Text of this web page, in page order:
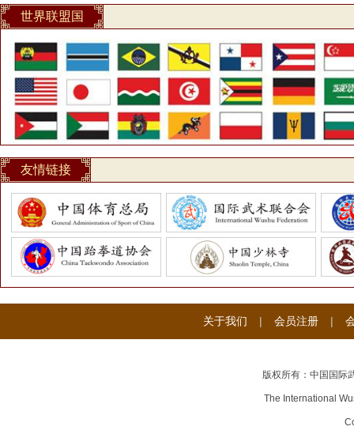
世界联盟国
友情链接
关于我们 | 会员注册 |
版权所有：中国国际
The International